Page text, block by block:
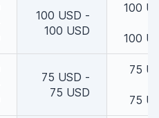
100 USD -
100 USD
100
100
75 USD -
75 USD
75
75